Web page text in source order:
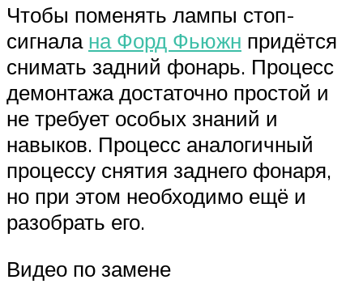
Чтобы поменять лампы стоп-
сигнала на Форд Фьюжн придётся
снимать задний фонарь. Процесс
демонтажа достаточно простой и
не требует особых знаний и
навыков. Процесс аналогичный
процессу снятия заднего фонаря,
но при этом необходимо ещё и
разобрать его.
Видео по замене